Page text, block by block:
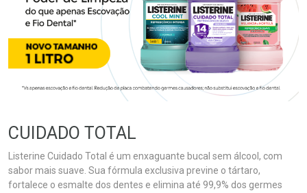
CUIDADO TOTAL
Listerine Cuidado Total é um enxaguante bucal sem álcool, com
sabor mais suave. Sua fórmula exclusiva previne o tártaro,
fortalece o esmalte dos dentes e elimina até 99,9% dos germes